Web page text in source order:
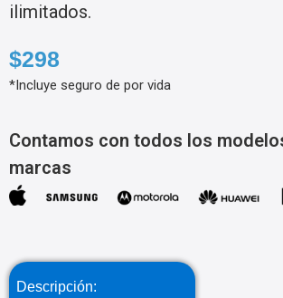
ilimitados.
$298
*Incluye seguro de por vida
Contamos con todos los
marcas
Descripción: